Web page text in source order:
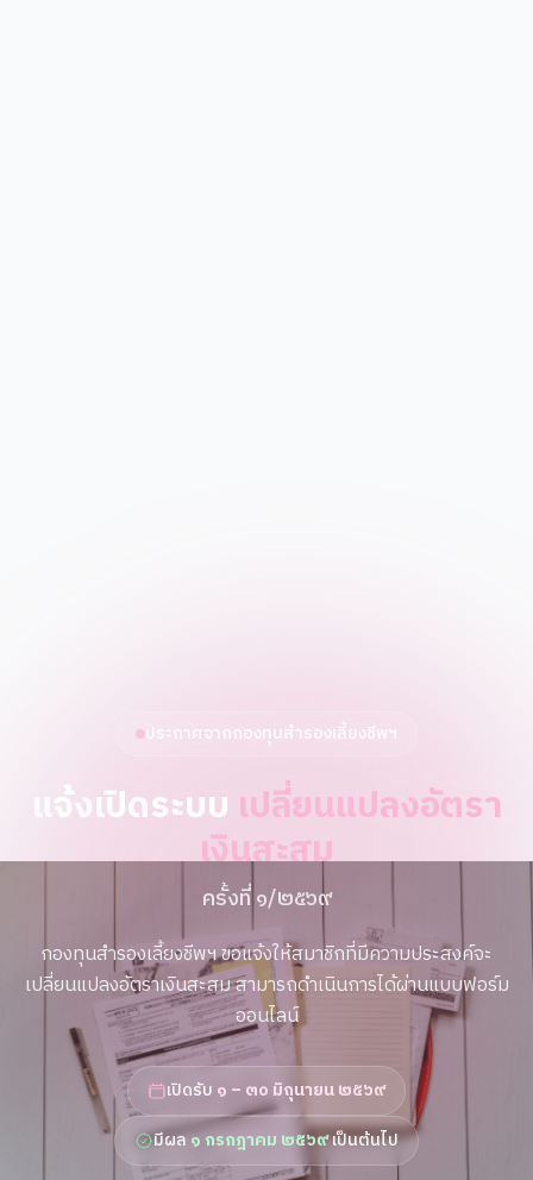
ประกาศจากกองทุนสำรองเลี้ยงชีพฯ
แจ้งเปิดระบบ เปลี่ยนแปลงอัตรา
เงินสะสม
ครั้งที่ ๑/๒๕๖๙
กองทุนสำรองเลี้ยงชีพฯ ขอแจ้งให้สมาชิกที่มีความประสงค์จะ
เปลี่ยนแปลงอัตราเงินสะสม สามารถดำเนินการได้ผ่านแบบฟอร์ม
ออนไลน์
เปิดรับ ๑ – ๓๐ มิถุนายน ๒๕๖๙
มีผล๑ กรกฎาคม ๒๕๖๙เป็นต้นไป